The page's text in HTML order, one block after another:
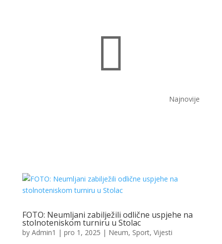

Najnovije
FOTO: Neumljani zabilježili odlične uspjehe na
stolnoteniskom turniru u Stolac
by Admin1 | pro 1, 2025 | Neum, Sport, Vijesti